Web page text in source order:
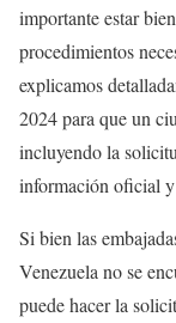
importante estar
procedimientos
explicamos
2024 para que un
incluyendo la
información oficial y
Si bien las
Venezuela no se
puede hacer la